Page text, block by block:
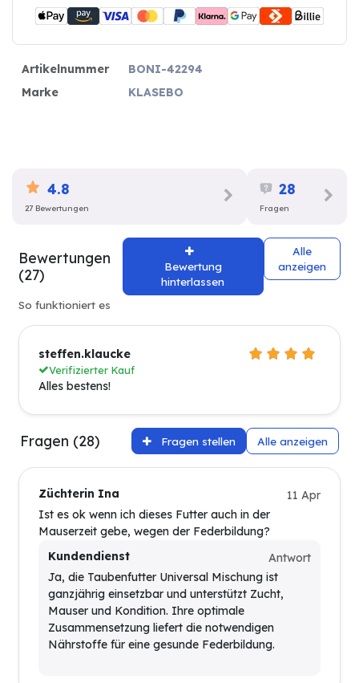
Artikelnummer
BONI-42294
Marke
KLASEBO
4.8
27 Bewertungen
28
Fragen
Bewertungen
(27)
Bewertung
hinterlassen
Alle
anzeigen
So funktioniert es
steffen.klaucke
Verifizierter Kauf
Alles bestens!
Fragen (28) Fragen stellen Alle anzeigen
Züchterin Ina
11 Apr
Ist es ok wenn ich dieses Futter auch in der
Mauserzeit gebe, wegen der Federbildung?
Kundendienst
Antwort
Ja, die Taubenfutter Universal Mischung ist
ganzjährig einsetzbar und unterstützt Zucht,
Mauser und Kondition. Ihre optimale
Zusammensetzung liefert die notwendigen
Nährstoffe für eine gesunde Federbildung.